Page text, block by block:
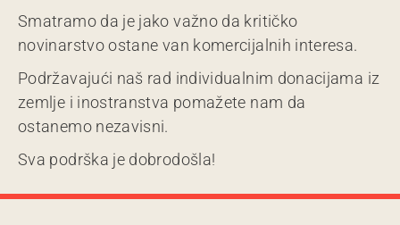
Smatramo da je jako važno da kritičko
novinarstvo ostane van komercijalnih interesa.
Podržavajući naš rad individualnim donacijama iz
zemlje i inostranstva pomažete nam da
ostanemo nezavisni.
Sva podrška je dobrodošla!